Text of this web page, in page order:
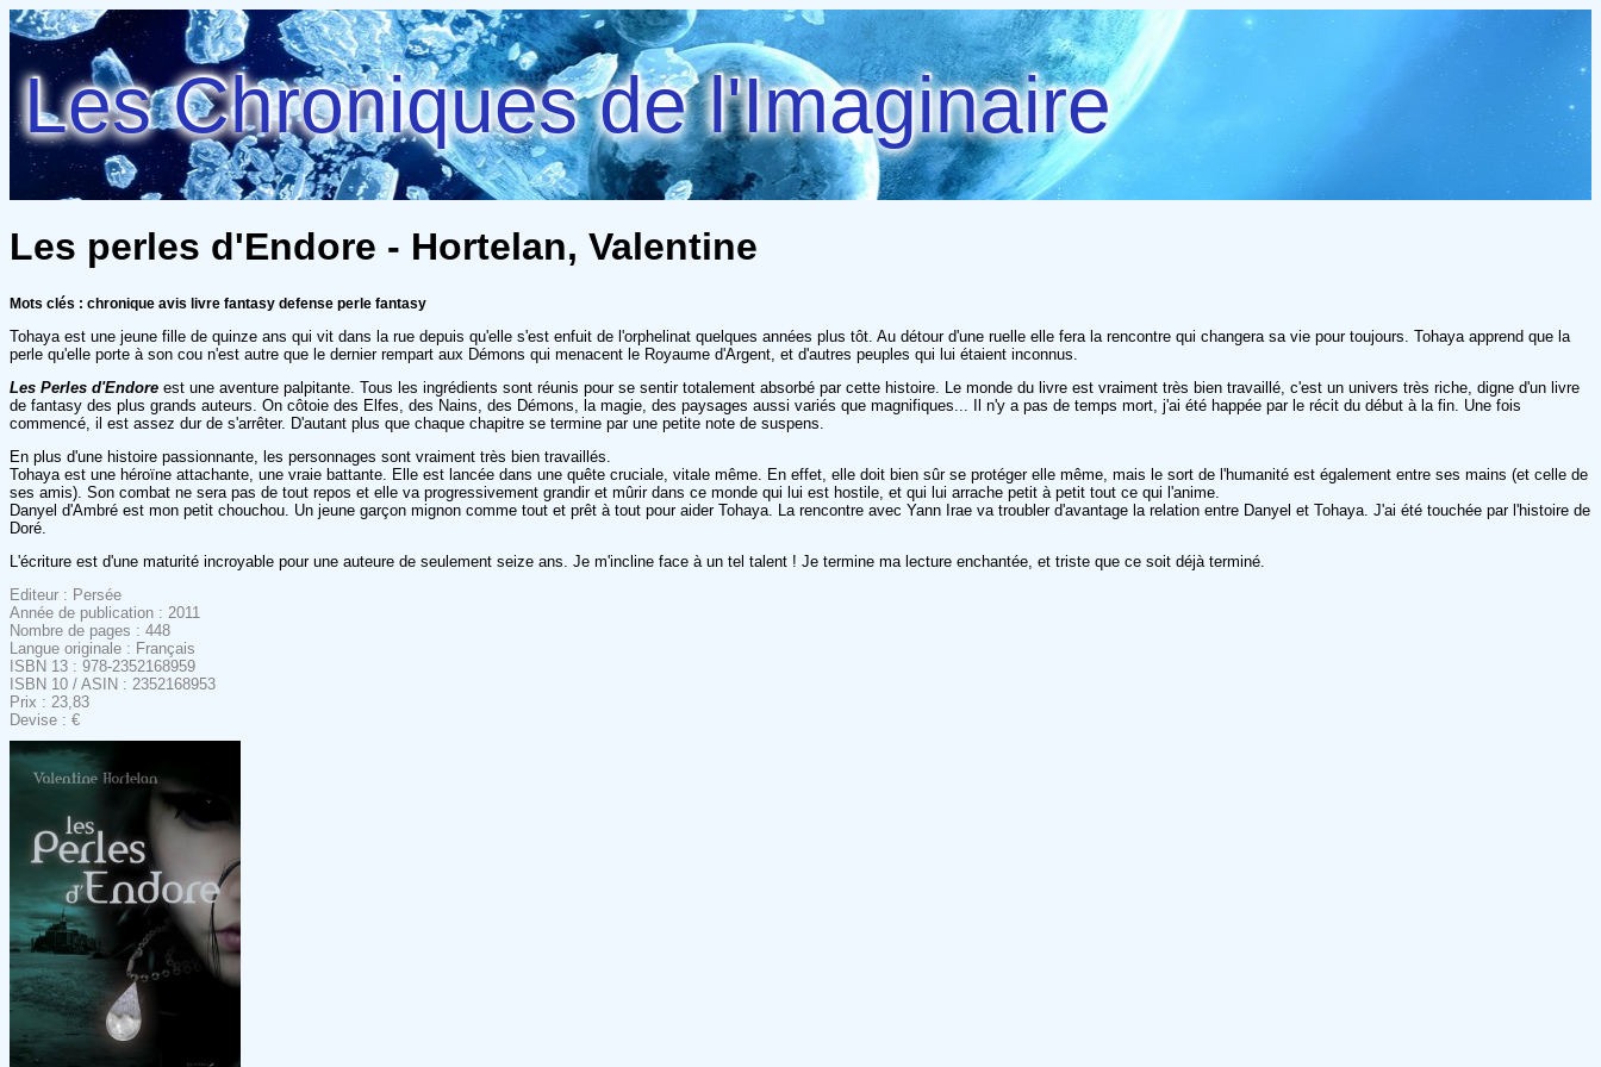
Les Chroniques de l'Imaginaire
Les perles d'Endore - Hortelan, Valentine
Mots clés : chronique avis livre fantasy defense perle fantasy
Tohaya est une jeune fille de quinze ans qui vit dans la rue depuis qu'elle s'est enfuit de l'orphelinat quelques années plus tôt. Au détour d'une ruelle elle fera la rencontre qui changera sa vie pour toujours. Tohaya apprend que la
perle qu'elle porte à son cou n'est autre que le dernier rempart aux Démons qui menacent le Royaume d'Argent, et d'autres peuples qui lui étaient inconnus.
Les Perles d'Endore est une aventure palpitante. Tous les ingrédients sont réunis pour se sentir totalement absorbé par cette histoire. Le monde du livre est vraiment très bien travaillé, c'est un univers très riche, digne d'un livre
de fantasy des plus grands auteurs. On côtoie des Elfes, des Nains, des Démons, la magie, des paysages aussi variés que magnifiques... Il n'y a pas de temps mort, j'ai été happée par le récit du début à la fin. Une fois
commencé, il est assez dur de s'arrêter. D'autant plus que chaque chapitre se termine par une petite note de suspens.
En plus d'une histoire passionnante, les personnages sont vraiment très bien travaillés.
Tohaya est une héroïne attachante, une vraie battante. Elle est lancée dans une quête cruciale, vitale même. En effet, elle doit bien sûr se protéger elle même, mais le sort de l'humanité est également entre ses mains (et celle de
ses amis). Son combat ne sera pas de tout repos et elle va progressivement grandir et mûrir dans ce monde qui lui est hostile, et qui lui arrache petit à petit tout ce qui l'anime.
Danyel d'Ambré est mon petit chouchou. Un jeune garçon mignon comme tout et prêt à tout pour aider Tohaya. La rencontre avec Yann Irae va troubler d'avantage la relation entre Danyel et Tohaya. J'ai été touchée par l'histoire de
Doré.
L'écriture est d'une maturité incroyable pour une auteure de seulement seize ans. Je m'incline face à un tel talent ! Je termine ma lecture enchantée, et triste que ce soit déjà terminé.
Editeur : Persée
Année de publication : 2011
Nombre de pages : 448
Langue originale : Français
ISBN 13 : 978-2352168959
ISBN 10 / ASIN : 2352168953
Prix : 23,83
Devise : €